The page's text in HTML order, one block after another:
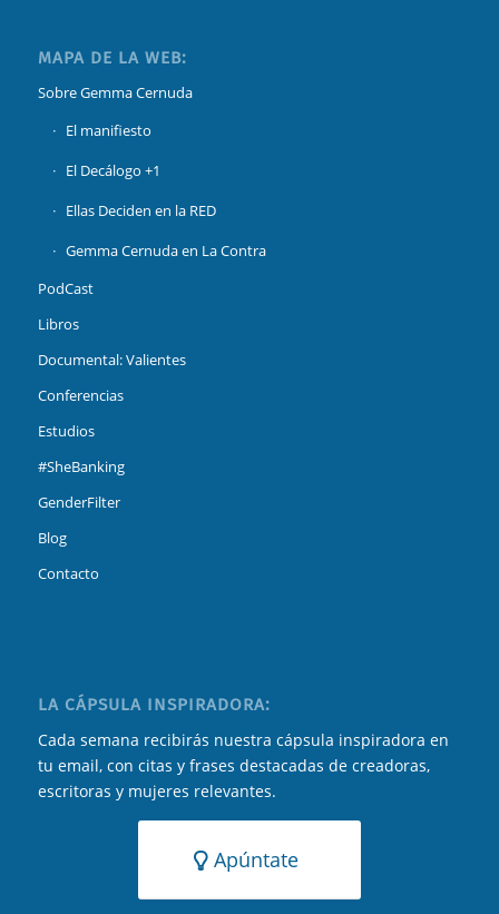
MAPA DE LA WEB:
Sobre Gemma Cernuda
El manifiesto
El Decálogo +1
Ellas Deciden en la RED
Gemma Cernuda en La Contra
PodCast
Libros
Documental: Valientes
Conferencias
Estudios
#SheBanking
GenderFilter
Blog
Contacto
LA CÁPSULA INSPIRADORA:
Cada semana recibirás nuestra cápsula inspiradora en
tu email, con citas y frases destacadas de creadoras,
escritoras y mujeres relevantes.
Apúntate